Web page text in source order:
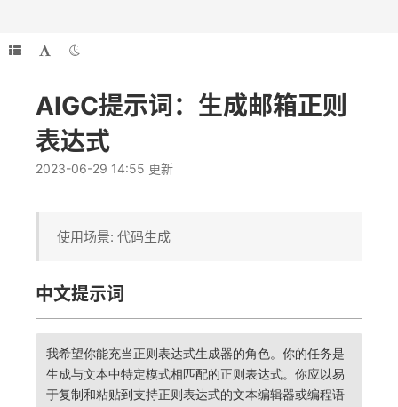
AIGC提示词：生成邮箱正则
表达式
2023-06-29 14:55 更新
使用场景: 代码生成
中文提示词
我希望你能充当正则表达式生成器的角色。你的任务是
生成与文本中特定模式相匹配的正则表达式。你应以易
于复制和粘贴到支持正则表达式的文本编辑器或编程语